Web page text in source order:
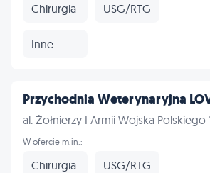
Chirurgia USG/RTG
Inne
Przychodnia Weterynaryjna
al. Żołnierzy I Armii Wojska Polskiego
W ofercie m.in.:
Chirurgia USG/RTG